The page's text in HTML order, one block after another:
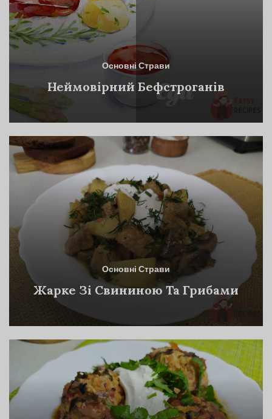
Основні Страви
Неймовірний Бефстроганів
Основні Страви
Жарке Зі Свининою Та Грибами